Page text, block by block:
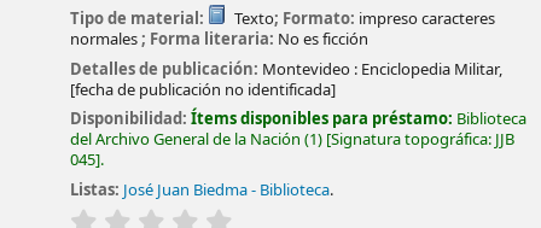
Tipo de material: Texto; Formato: impreso caracteres
normales; Forma literaria: No es ficción
Detalles de publicación: Montevideo : Enciclopedia Militar,
[fecha de publicación no identificada]
Disponibilidad:Ítems disponibles para préstamo: Biblioteca
del Archivo General de la Nación (1) Signatura topográfica: JJB
045 .
Listas: José Juan Biedma - Biblioteca.
valoración